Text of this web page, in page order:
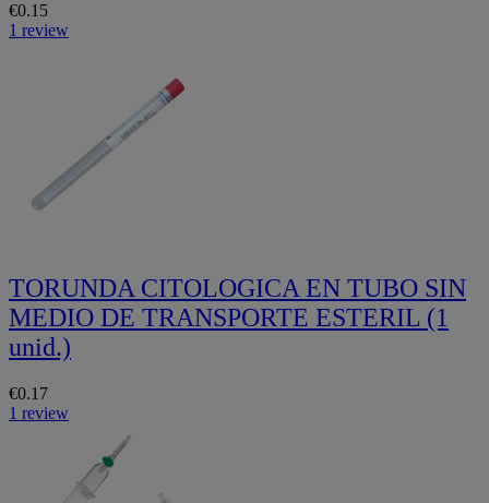
€0.15
1 review
TORUNDA CITOLOGICA EN TUBO SIN
MEDIO DE TRANSPORTE ESTERIL (1
unid.)
€0.17
1 review